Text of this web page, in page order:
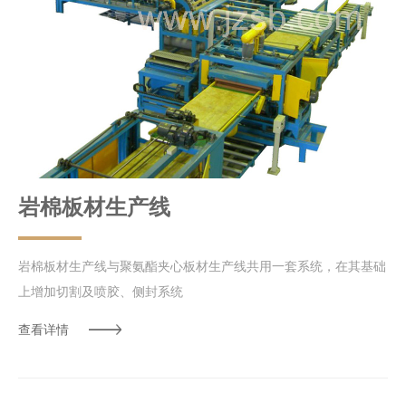
岩棉板材生产线
岩棉板材生产线与聚氨酯夹心板材生产线共用一套系统，在其基础
上增加切割及喷胶、侧封系统
查看详情